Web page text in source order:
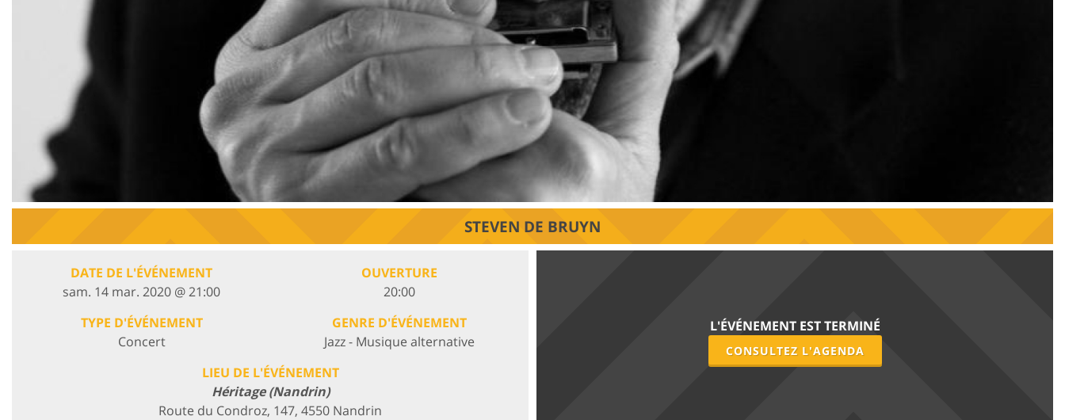
STEVEN DE BRUYN
DATE DE L'ÉVÉNEMENT
sam. 14 mar. 2020 @ 21:00
OUVERTURE
20:00
TYPE D'ÉVÉNEMENT
Concert
GENRE D'ÉVÉNEMENT
Jazz - Musique alternative
LIEU DE L'ÉVÉNEMENT
Héritage (Nandrin)
Route du Condroz, 147, 4550 Nandrin
L'ÉVÉNEMENT EST TERMINÉ
CONSULTEZ L'AGENDA